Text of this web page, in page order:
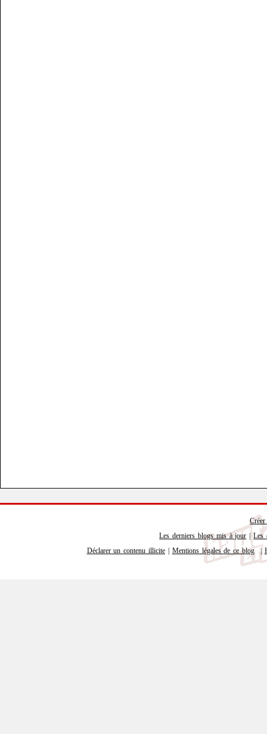
Les derniers blogs mis à jour |Les
Déclarer un contenu illicite
Mentions légales de ce blog |